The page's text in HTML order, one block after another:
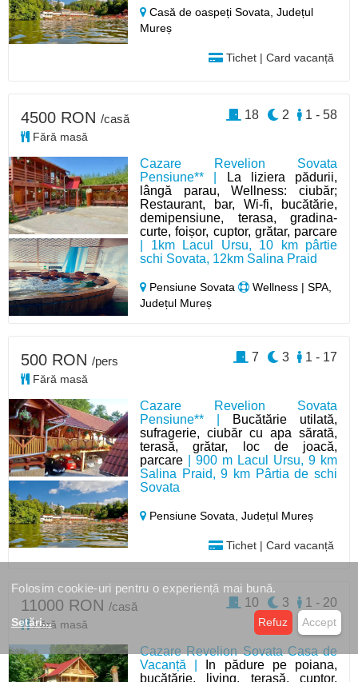
Casă de oaspeți Sovata,Județul
Mureș
Tichet | Card vacanță
Cazare Revelion Sovata
Pensiune** |
La liziera pădurii,
lângă parau, Wellness: ciubăr;
Restaurant, bar, Wi-fi, bucătărie,
demipensiune, terasa, gradina-
curte, foișor, cuptor, grătar, parcare
| 1km Lacul Ursu, 10 km pârtie
schi Sovata, 12km Salina Praid
Pensiune Sovata
Wellness | SPA,
Județul Mureș
4500 RON /casă
Fără masă
1 - 58
2
18
Cazare Revelion Sovata
Pensiune** |
Bucătărie utilată,
sufragerie, ciubăr cu apa sărată,
terasă, grătar, loc de joacă,
parcare | 900 m Lacul Ursu, 9 km
Salina Praid, 9 km Pârtia de schi
Sovata
Pensiune Sovata,Județul Mureș
Tichet | Card vacanță
500 RON /pers
Fără masă
1 - 17
3
7
Cazare Revelion Sovata Casa de
Vacanță |
In pădure pe poiana,
bucătărie, living, terasă, cuptor,
11000 RON /casă
Fără masă
1 - 20
3
10
Folosim cookie-uri pentru o experiență mai bună.
Setări... Refuz Accept